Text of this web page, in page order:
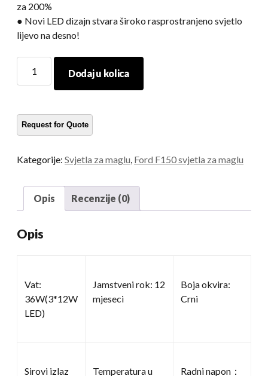
za 200%
● Novi LED dizajn stvara široko rasprostranjeno svjetlo
lijevo na desno!
svjetiljke
količina
Dodaj u kolica
Kategorije: Svjetla za maglu Ford F150 svjetla za maglu
Opis Recenzije (0)
Opis
Vat:
36W(3*12W
LED)
Jamstveni rok: 12
mjeseci
Boja okvira:
Crni
Sirovi izlaz
Temperatura u
Radni napon：